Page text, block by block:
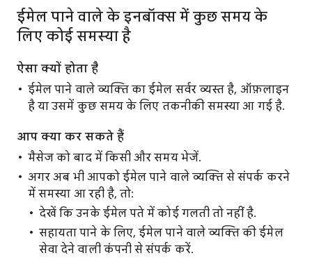
ईमेल पाने वाले के इनबॉक्स में कुछ समय के
लिए कोई समस्या है
ऐसा क्यों होता है
ईमेल पाने वाले व्यक्ति का ईमेल सर्वर व्यस्त है, ऑफ़लाइन
है या उसमें कुछ समय के लिए तकनीकी समस्या आ गई है.
आप क्या कर सकते हैं
मैसेज को बाद में किसी और समय भेजें.
अगर अब भी आपको ईमेल पाने वाले व्यक्ति से संपर्क करने
में समस्या आ रही है, तो:
देखें कि उनके ईमेल पते में कोई गलती तो नहीं है.
सहायता पाने के लिए, ईमेल पाने वाले व्यक्ति की ईमेल
सेवा देने वाली कंपनी से संपर्क करें.